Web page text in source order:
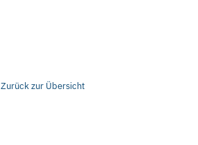
Zurück zur Übersicht